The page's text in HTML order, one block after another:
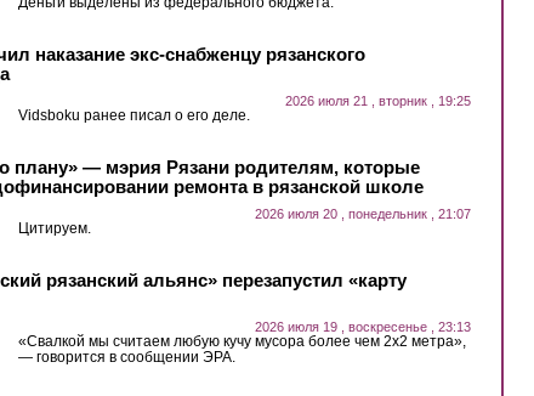
наказание экс-снабженцу рязанского
2026 июля 21 , вторник , 19:25
Vidsboku ранее писал о его деле.
плану» — мэрия Рязани родителям, которые
ремонта в рязанской школе
2026 июля 20 , понедельник , 21:07
Цитируем.
рязанский альянс» перезапустил «карту
2026 июля 19 , воскресенье , 23:13
«Свалкой мы считаем любую кучу мусора более чем 2х2 метра»,
— говорится в сообщении ЭРА.